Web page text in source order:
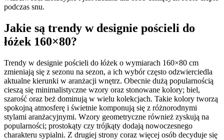
podczas snu.
Jakie są trendy w designie pościeli do
łóżek 160×80?
Trendy w designie pościeli do łóżek o wymiarach 160×80 cm
zmieniają się z sezonu na sezon, a ich wybór często odzwierciedla
aktualne kierunki w aranżacji wnętrz. Obecnie dużą popularnością
cieszą się minimalistyczne wzory oraz stonowane kolory; biel,
szarość oraz beż dominują w wielu kolekcjach. Takie kolory tworzą
spokojną atmosferę i świetnie komponują się z różnorodnymi
stylami aranżacyjnymi. Wzory geometryczne również zyskują na
popularności; prostokąty czy trójkąty dodają nowoczesnego
charakteru sypialni. Z drugiej strony coraz więcej osób decyduje się